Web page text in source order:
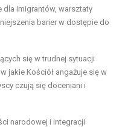
imigrantów, warsztaty
barier w dostępie do
się w trudnej sytuacji
jakie Kościół angażuje się w
czują się doceniani i
narodowej i integracji